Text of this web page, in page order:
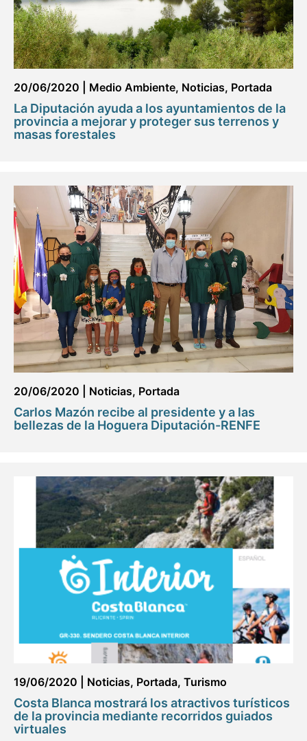
20/06/2020 Medio Ambiente, Noticias, Portada
La Diputación ayuda a los ayuntamientos de la
provincia a mejorar y proteger sus terrenos y
masas forestales
20/06/2020 Noticias, Portada
Carlos Mazón recibe al presidente y a las
bellezas de la Hoguera Diputación-RENFE
19/06/2020 Noticias, Portada, Turismo
Costa Blanca mostrará los atractivos turísticos
de la provincia mediante recorridos guiados
virtuales